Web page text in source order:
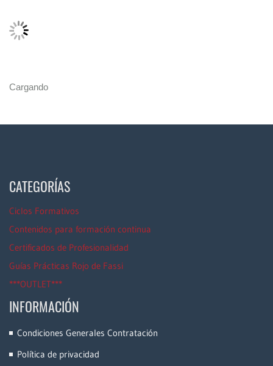
Cargando
CATEGORÍAS
Ciclos Formativos
Contenidos para formación continua
Certificados de Profesionalidad
Guías Prácticas Rojo de Fassi
***OUTLET***
INFORMACIÓN
Condiciones Generales Contratación
Política de privacidad